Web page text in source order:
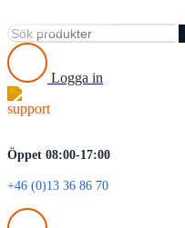
Logga in
Öppet 08:00-17:00
+46 (0)13 36 86 70